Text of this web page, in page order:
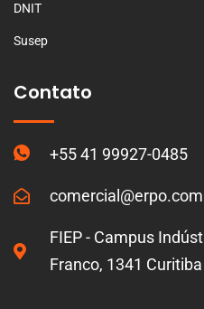
DNIT
Susep
Contato
+55 41 99927-0485
FIEP - Campus
Franco, 1341 Curitiba